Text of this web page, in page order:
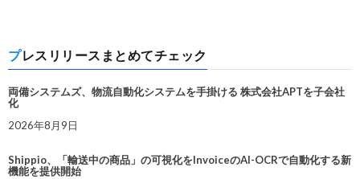
プレスリリースまとめてチェック
両備システムズ、物流自動化システムを手掛ける 株式会社APTを子会社
化
2026年8月9日
Shippio、「輸送中の商品」の可視化をInvoiceのAI-OCRで自動化する新
機能を提供開始